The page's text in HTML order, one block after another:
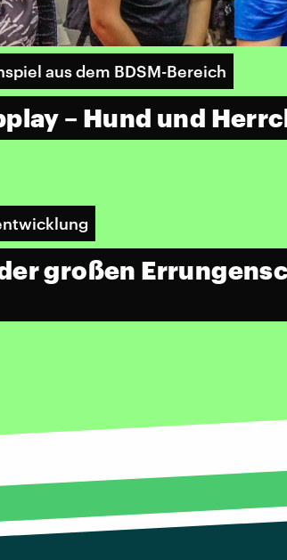
aus dem BDSM-Bereich
– Hund und
großen